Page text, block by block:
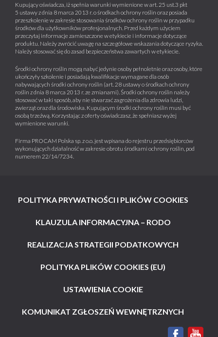
Kupujący oświadcza, iż spełnia warunki wymienione w art. 25 ust.3 pkt
5 ustawy z dnia 8 marca 2013 r. o środkach ochrony roślin oraz posiada
przeszkolenie w zakresie stosowania środków ochrony roślin w przypadku
środków dla użytkowników profesjonalnych. Przed każdym użyciem
przeczytaj informacje zamieszczone w etykiecie i informacje dotyczące
produktu. Należy zwrócić uwagę na szczegółowe wskazania dotyczące ryzyka.
Należy stosować się do zasad bezpieczeństwa zawartych w etykiecie.
Środki ochrony roślin mogą nabyć jedynie osoby pełnoletnie oraz osoby, które
ukończyły szkolenie i posiadają kwalifikacje wymagane dla osób
nabywających środki ochrony roślin (art. 28 ustawy o środkach ochrony
roślin z dnia 8 marca 2013 r. ze zmianami). Środki ochrony roślin należy
stosować w taki sposób, aby nie stwarzać zagrożenia dla zdrowia ludzi,
zwierząt oraz dla środowiska. Kupującym środki ochrony roślin musi być
osobą trzeźwą. Korzystając z oferty oświadczasz, że spełniasz wyżej
wymienione warunki.
Firma PROCAM Polska sp. z o.o. jest wpisana do rejestru przedsiębiorców
wykonujących działalność w zakresie obrotu środkami ochrony roślin, pod
numerem 22/14/7234.
POLITYKA PRYWATNOŚCI I PLIKÓW COOKIES
KLAUZULA INFORMACYJNA – RODO
REALIZACJA STRATEGII PODATKOWYCH
POLITYKA PLIKÓW COOKIES (EU)
USTAWIENIA COOKIE
KOMUNIKAT ZGŁOSZEŃ WEWNĘTRZNYCH